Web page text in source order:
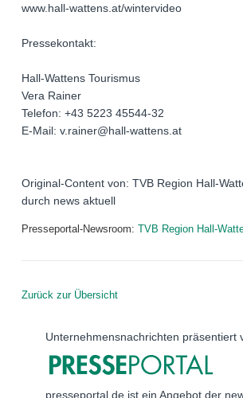
www.hall-wattens.at/wintervideo
Pressekontakt:
Hall-Wattens Tourismus
Vera Rainer
Telefon: +43 5223 45544-32
E-Mail: v.rainer@hall-wattens.at
Original-Content von: TVB Region Hall-
durch news aktuell
Presseportal-Newsroom: TVB Region Hall-
Zurück zur Übersicht
Unternehmensnachrichten präsentiert
presseportal.de ist ein Angebot der